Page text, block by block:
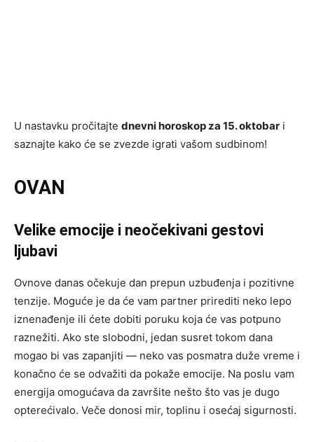
U nastavku pročitajte dnevni horoskop za 15. oktobar i
saznajte kako će se zvezde igrati vašom sudbinom!
OVAN
Velike emocije i neočekivani gestovi
ljubavi
Ovnove danas očekuje dan prepun uzbuđenja i pozitivne
tenzije. Moguće je da će vam partner prirediti neko lepo
iznenađenje ili ćete dobiti poruku koja će vas potpuno
raznežiti. Ako ste slobodni, jedan susret tokom dana
mogao bi vas zapanjiti — neko vas posmatra duže vreme i
konačno će se odvažiti da pokaže emocije. Na poslu vam
energija omogućava da završite nešto što vas je dugo
opterećivalo. Veče donosi mir, toplinu i osećaj sigurnosti.